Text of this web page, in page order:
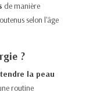
de manière
selon l'âge
?
la peau
routine